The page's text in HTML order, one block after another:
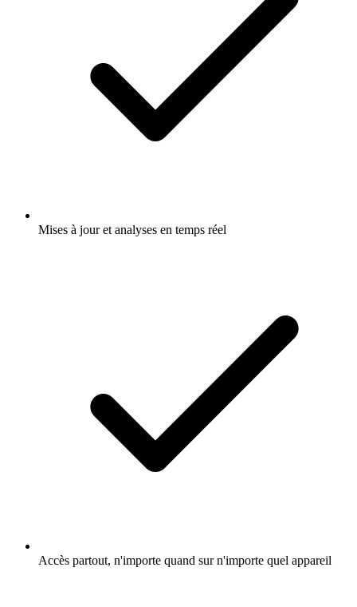
Mises à jour et analyses en temps réel
Accès partout, n'importe quand sur n'importe quel appareil